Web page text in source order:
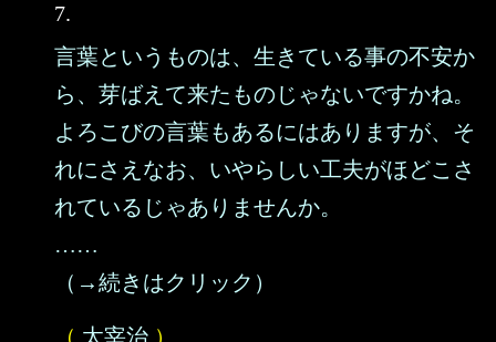
7.
言葉というものは、生きている事の不安か
ら、芽ばえて来たものじゃないですかね。
よろこびの言葉もあるにはありますが、そ
れにさえなお、いやらしい工夫がほどこさ
れているじゃありませんか。
……
（→続きはクリック）
（ 太宰治 ）